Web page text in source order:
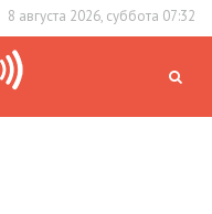
8 августа 2026, суббота 07:32